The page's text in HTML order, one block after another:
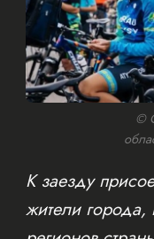
©
К заезду
жители